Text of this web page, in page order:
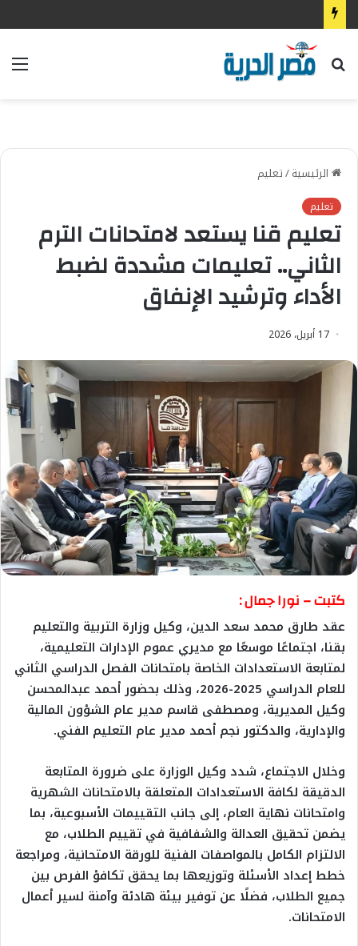
بحث
الرئيسية/تعليم
تعليم
تعليم قنا يستعد لامتحانات الترم
الثاني.. تعليمات مشددة لضبط
الأداء وترشيد الإنفاق
17 أبريل، 2026
كتبت – نورا جمال :
عقد طارق محمد سعد الدين، وكيل وزارة التربية والتعليم
بقنا، اجتماعًا موسعًا مع مديري عموم الإدارات التعليمية،
لمتابعة الاستعدادات الخاصة بامتحانات الفصل الدراسي الثاني
للعام الدراسي 2025-2026، وذلك بحضور أحمد عبدالمحسن
وكيل المديرية، ومصطفى قاسم مدير عام الشؤون المالية
والإدارية، والدكتور نجم أحمد مدير عام التعليم الفني.
وخلال الاجتماع، شدد وكيل الوزارة على ضرورة المتابعة
الدقيقة لكافة الاستعدادات المتعلقة بالامتحانات الشهرية
وامتحانات نهاية العام، إلى جانب التقييمات الأسبوعية، بما
يضمن تحقيق العدالة والشفافية في تقييم الطلاب، مع
الالتزام الكامل بالمواصفات الفنية للورقة الامتحانية، ومراجعة
خطط إعداد الأسئلة وتوزيعها بما يحقق تكافؤ الفرص بين
جميع الطلاب، فضلًا عن توفير بيئة هادئة وآمنة لسير أعمال
الامتحانات.